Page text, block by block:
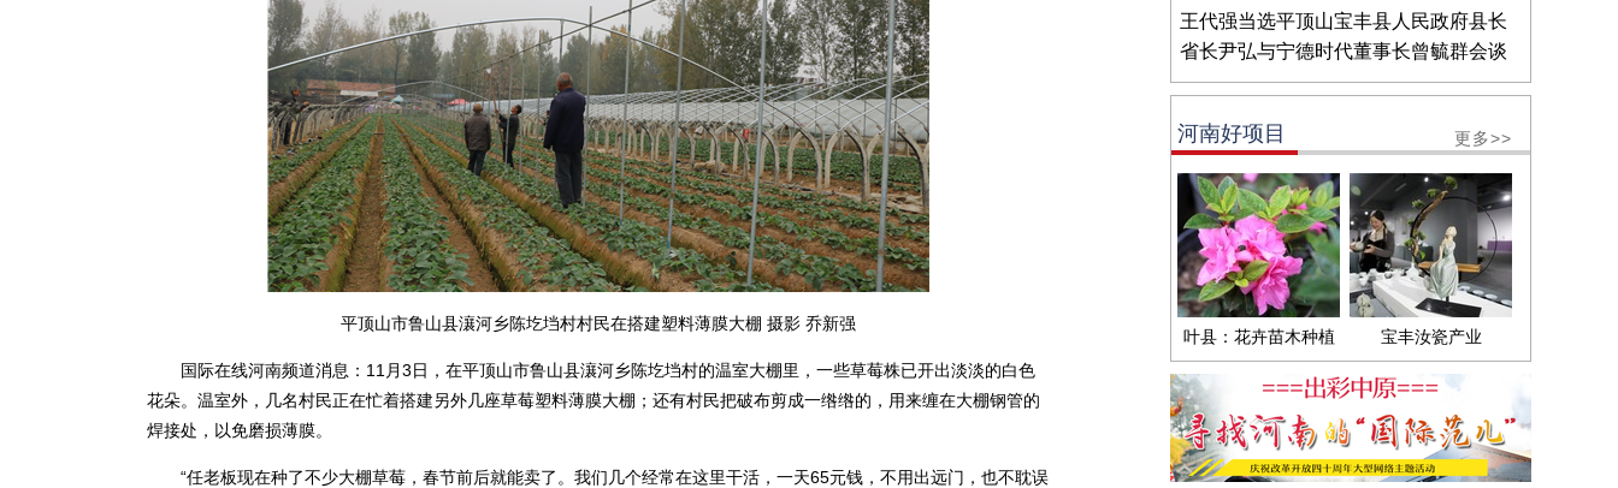
平顶山市鲁山县瀼河乡陈圪垱村村民在搭建塑料薄膜大棚 摄影 乔新强
国际在线河南频道消息：11月3日，在平顶山市鲁山县瀼河乡陈圪垱村的温室大棚里，一些草莓株已开出淡淡的白色
花朵。温室外，几名村民正在忙着搭建另外几座草莓塑料薄膜大棚；还有村民把破布剪成一绺绺的，用来缠在大棚钢管的
焊接处，以免磨损薄膜。
“任老板现在种了不少大棚草莓，春节前后就能卖了。我们几个经常在这里干活，一天65元钱，不用出远门，也不耽误
王代强当选平顶山宝丰县人民政府县长
省长尹弘与宁德时代董事长曾毓群会谈
河南好项目 更多>>
叶县：花卉苗木种植 宝丰汝瓷产业